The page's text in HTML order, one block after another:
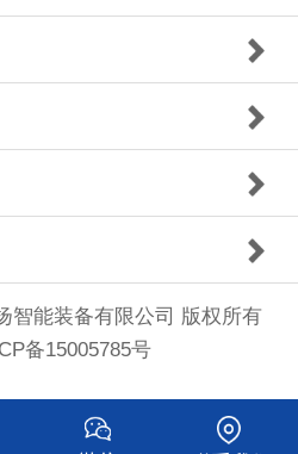
智能装备有限公司 版权所有
备15005785号